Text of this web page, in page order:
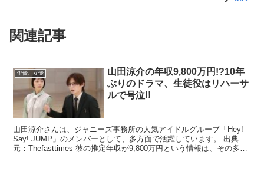
関連記事
俳優、女優
山田涼介の年収9,800万円!?10年
ぶりのドラマ、生徒役はリハーサ
ルで号泣!!
山田涼介さんは、ジャニーズ事務所の人気アイドルグループ「Hey!
Say! JUMP」のメンバーとして、多方面で活躍しています。 出典
元：Thefasttimes 彼の推定年収が9,800万円という情報は、その多才